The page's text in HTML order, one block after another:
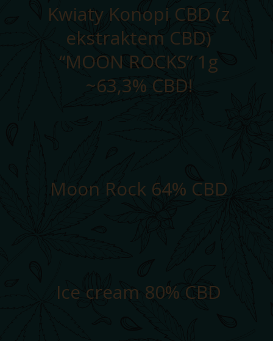
Kwiaty Konopi CBD (z
ekstraktem CBD)
“MOON ROCKS” 1g
~63,3% CBD!
Moon Rock 64% CBD
Ice cream 80% CBD